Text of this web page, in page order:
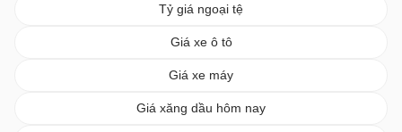
Tỷ giá ngoại tệ
Giá xe ô tô
Giá xe máy
Giá xăng dầu hôm nay